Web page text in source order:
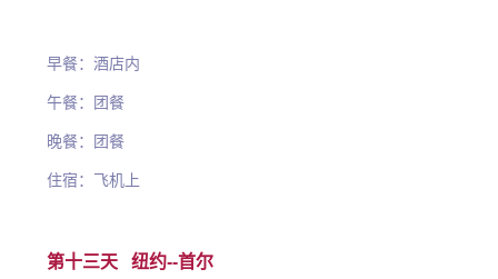
早餐：酒店内
午餐：团餐
晚餐：团餐
住宿：飞机上
第十三天 纽约--首尔